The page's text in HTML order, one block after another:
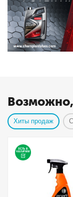
Возможно,
Хиты продаж